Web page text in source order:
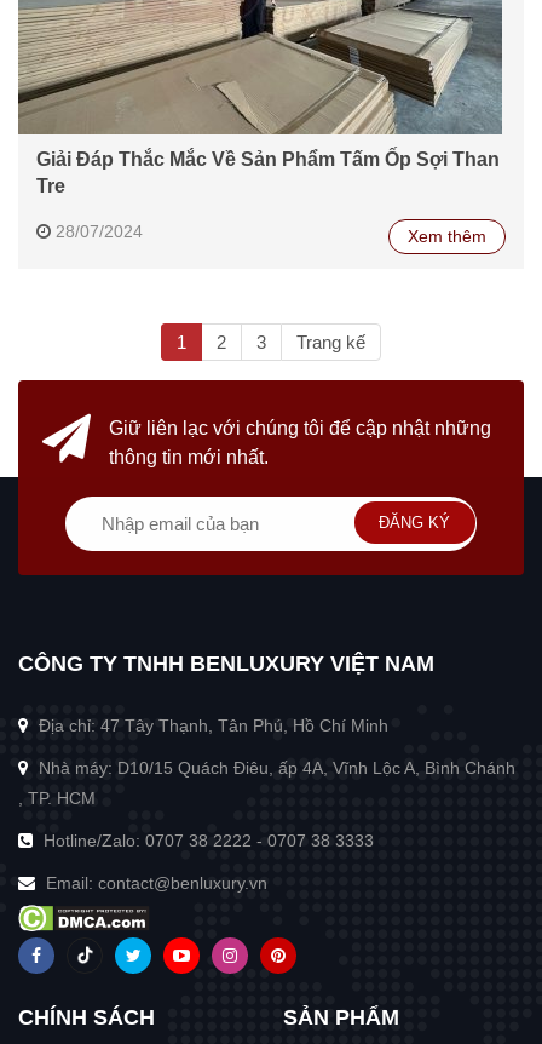
Giải Đáp Thắc Mắc Về Sản Phẩm Tấm Ốp Sợi Than
Tre
28/07/2024 Xem thêm
1 (current)
2 3 Trang kế
Giữ liên lạc với chúng tôi để cập nhật những
thông tin mới nhất.
ĐĂNG KÝ
CÔNG TY TNHH BENLUXURY VIỆT NAM
Địa chỉ: 47 Tây Thạnh, Tân Phú, Hồ Chí Minh
Nhà máy: D10/15 Quách Điêu, ấp 4A, Vĩnh Lộc A, Bình Chánh
, TP. HCM
Hotline/Zalo: 0707 38 2222 - 0707 38 3333
Email: contact@benluxury.vn
CHÍNH SÁCH SẢN PHẨM